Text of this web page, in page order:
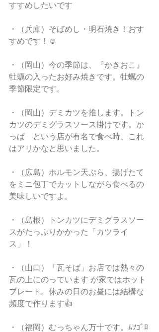
すすめしたいです
・（兵庫）そばめし・明石焼き！おす
すめです！☺︎
・（岡山）今の季節は、『かきおこ』
牡蠣の入ったお好み焼きです。牡蠣の
季節限定です。
・（岡山）デミカツを推します。トン
カツのデミグラスソース掛けです。か
っぱ　という店が有名で食べ時、これ
はアリかなと思いました。
・（広島）ホルモン天ぷら、揚げたて
をミニ包丁でカットしながら食べるの
美味しいですよ。
・（島根）トンカツにデミグラスソー
スがたっぷりかかった「カツライ
ス」！
・（山口）「瓦そば」お店では熱々の
瓦の上にのっています が家ではホット
プレート。休みの日のお昼には結構な
頻度で作ります👍
・（福岡）むっちゃん万十です。ﾑﾂｺﾞﾛ